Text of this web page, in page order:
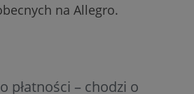
na Allegro.
płatności – chodzi o